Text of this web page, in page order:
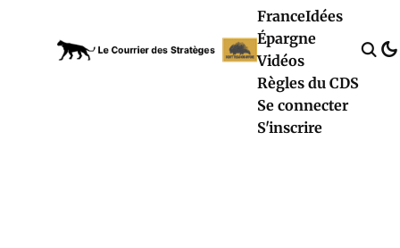
FranceIdées
Épargne
Vidéos
Règles du CDS
Se connecter
S'inscrire